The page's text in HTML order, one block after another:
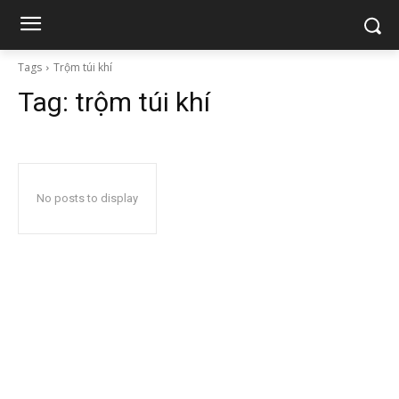
Tags Trộm túi khí
Tag: trộm túi khí
No posts to display